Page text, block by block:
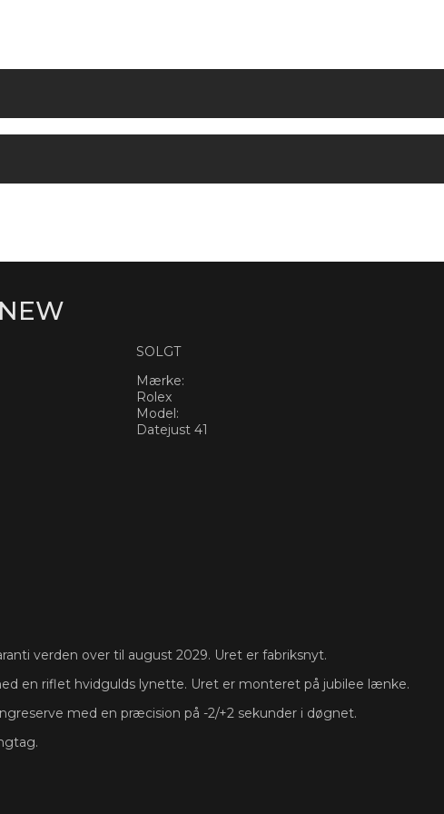
SOLGT
Mærke:
Rolex
Model:
Datejust 41
verden over til august 2029. Uret er fabriksnyt.
en riflet hvidgulds lynette. Uret er monteret på jubilee lænke.
med en præcision på -2/+2 sekunder i døgnet.